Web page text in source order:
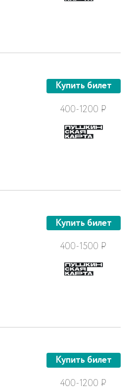
Купить билет
400-1200 Р
Купить билет
400-1500 Р
Купить билет
400-1200 Р